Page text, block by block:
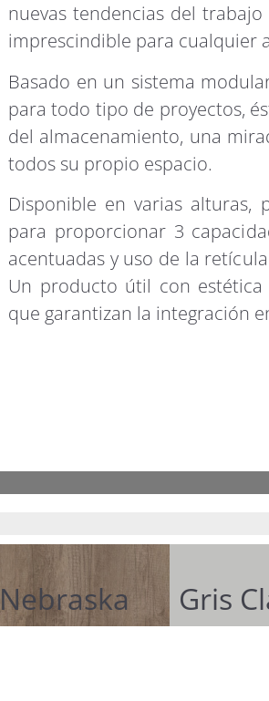
nuevas tendencias del
imprescindible para cualquier
Basado en un sistema
para todo tipo de proyectos,
del almacenamiento, una
todos su propio espacio.
Disponible en varias alturas,
para proporcionar 3
acentuadas y uso de la
Un producto útil con estética
que garantizan la integración
Nebraska Gris